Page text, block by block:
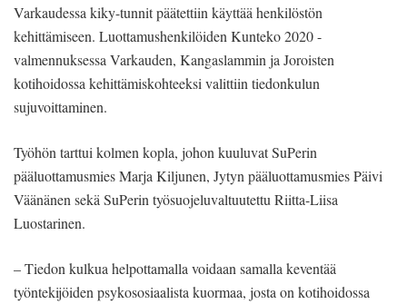
Varkaudessa kiky-tunnit päätettiin käyttää henkilöstön
kehittämiseen. Luottamushenkilöiden Kunteko 2020 -
valmennuksessa Varkauden, Kangaslammin ja Joroisten
kotihoidossa kehittämiskohteeksi valittiin tiedonkulun
sujuvoittaminen.
Työhön tarttui kolmen kopla, johon kuuluvat SuPerin
pääluottamusmies Marja Kiljunen, Jytyn pääluottamusmies Päivi
Väänänen sekä SuPerin työsuojeluvaltuutettu Riitta-Liisa
Luostarinen.
– Tiedon kulkua helpottamalla voidaan samalla keventää
työntekijöiden psykososiaalista kuormaa, josta on kotihoidossa